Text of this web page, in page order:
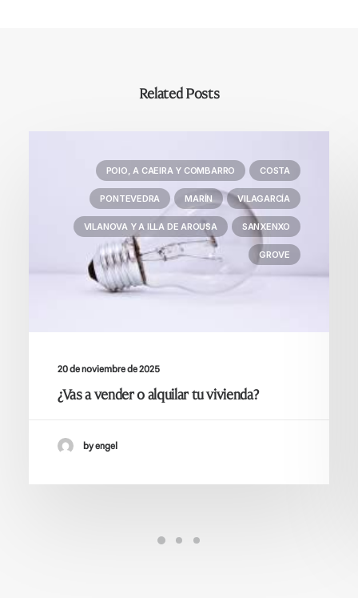
Related Posts
POIO, A CAEIRA Y COMBARRO COSTA
PONTEVEDRA MARÍN VILAGARCÍA
VILANOVA Y A ILLA DE AROUSA SANXENXO
GROVE
20 de noviembre de 2025
¿Vas a vender o alquilar tu vivienda?
by engel